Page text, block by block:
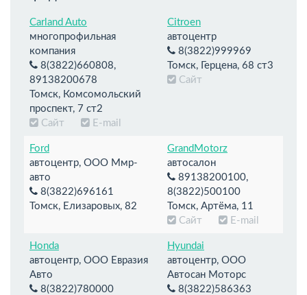
Carland Auto
многопрофильная
компания
8(3822)660808,
89138200678
Томск, Комсомольский
проспект, 7 ст2
Сайт
E-mail
Citroen
автоцентр
8(3822)999969
Томск, Герцена, 68 ст3
Сайт
Ford
автоцентр, ООО Ммр-
авто
8(3822)696161
Томск, Елизаровых, 82
GrandMotorz
автосалон
89138200100,
8(3822)500100
Томск, Артёма, 11
Сайт
E-mail
Honda
автоцентр, ООО Евразия
Авто
8(3822)780000
Hyundai
автоцентр, ООО
Автосан Моторс
8(3822)586363